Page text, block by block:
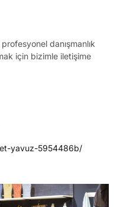
danışmanlık
için bizimle iletişime
yavuz-5954486b/